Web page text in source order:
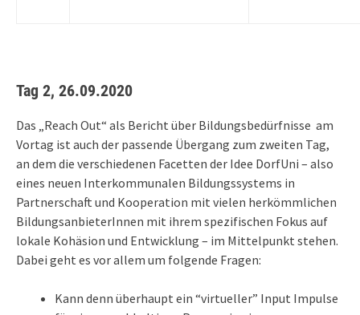
Tag 2, 26.09.2020
Das „Reach Out“ als Bericht über Bildungsbedürfnisse am
Vortag ist auch der passende Übergang zum zweiten Tag,
an dem die verschiedenen Facetten der Idee DorfUni – also
eines neuen Interkommunalen Bildungssystems in
Partnerschaft und Kooperation mit vielen herkömmlichen
BildungsanbieterInnen mit ihrem spezifischen Fokus auf
lokale Kohäsion und Entwicklung – im Mittelpunkt stehen.
Dabei geht es vor allem um folgende Fragen:
Kann denn überhaupt ein “virtueller” Input Impulse